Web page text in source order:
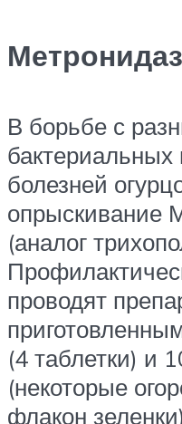
В борьбе с
бактериальных
болезней
опрыскивание
(аналог
проводят
(4 таблетки) и
(некоторые
флакон